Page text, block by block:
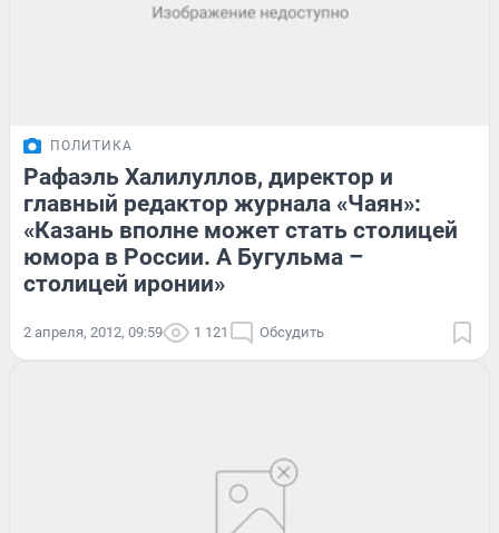
ПОЛИТИКА
Рафаэль Халилуллов, директор и
главный редактор журнала «Чаян»:
«Казань вполне может стать столицей
юмора в России. А Бугульма –
столицей иронии»
2 апреля, 2012, 09:59 1 121 Обсудить